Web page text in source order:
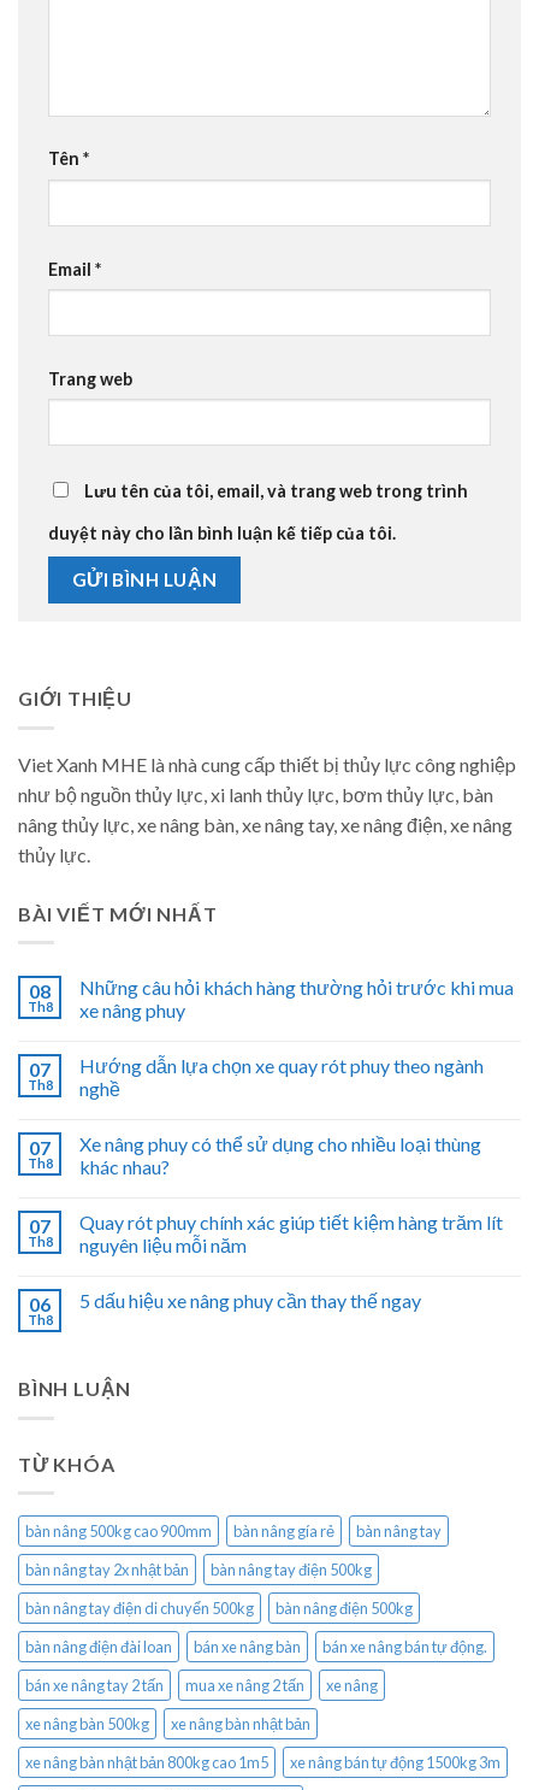
Tên *
Email *
Trang web
Lưu tên của tôi, email, và trang web trong trình
duyệt này cho lần bình luận kế tiếp của tôi.
GIỚI THIỆU
Viet Xanh MHE là nhà cung cấp thiết bị thủy lực công nghiệp
như bộ nguồn thủy lực, xi lanh thủy lực, bơm thủy lực, bàn
nâng thủy lực, xe nâng bàn, xe nâng tay, xe nâng điện, xe nâng
thủy lực.
BÀI VIẾT MỚI NHẤT
08
Th8
Những câu hỏi khách hàng thường hỏi trước khi mua
xe nâng phuy
07
Th8
Hướng dẫn lựa chọn xe quay rót phuy theo ngành
nghề
07
Th8
Xe nâng phuy có thể sử dụng cho nhiều loại thùng
khác nhau?
07
Th8
Quay rót phuy chính xác giúp tiết kiệm hàng trăm lít
nguyên liệu mỗi năm
06
Th8
5 dấu hiệu xe nâng phuy cần thay thế ngay
BÌNH LUẬN
TỪ KHÓA
bàn nâng 500kg cao 900mm bàn nâng gía rẻ
bàn nâng tay
bàn nâng tay 2x nhật bản
bàn nâng tay điện 500kg
bàn nâng tay điện di chuyển 500kg
bàn nâng điện 500kg
bàn nâng điện đài loan
bán xe nâng bàn
bán xe nâng bán tự động.
bán xe nâng tay 2 tấn
mua xe nâng 2 tấn
xe nâng
xe nâng bàn 500kg
xe nâng bàn nhật bản
xe nâng bàn nhật bản 800kg cao 1m5
xe nâng bán tự động 1500kg 3m